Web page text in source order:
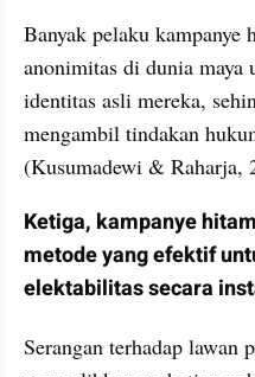
Banyak pelaku kampanye
anonimitas di dunia maya
identitas asli mereka,
mengambil tindakan
(Kusumadewi & Raharja,
Ketiga, kampanye
metode yang efektif
elektabilitas secara
Serangan terhadap lawan